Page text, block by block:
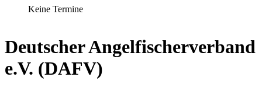
Keine Termine
Deutscher Angelfischerverband
e.V. (DAFV)